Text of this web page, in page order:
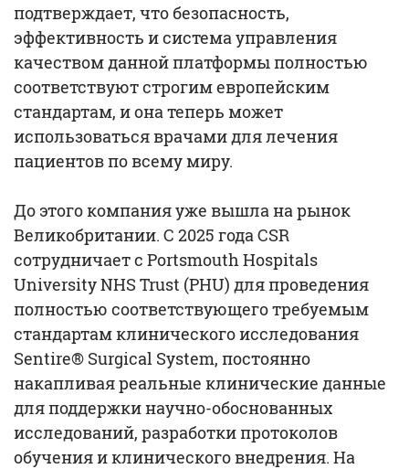
подтверждает, что безопасность,
эффективность и система управления
качеством данной платформы полностью
соответствуют строгим европейским
стандартам, и она теперь может
использоваться врачами для лечения
пациентов по всему миру.
До этого компания уже вышла на рынок
Великобритании. С 2025 года CSR
сотрудничает с Portsmouth Hospitals
University NHS Trust (PHU) для проведения
полностью соответствующего требуемым
стандартам клинического исследования
Sentire® Surgical System, постоянно
накапливая реальные клинические данные
для поддержки научно-обоснованных
исследований, разработки протоколов
обучения и клинического внедрения. На